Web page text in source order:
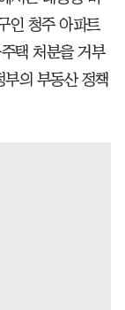
인 청주 아파트
택 처분을 거부
의 부동산 정책